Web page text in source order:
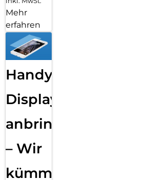
Mehr
erfahren
Handy
Displayfolie
anbringen
– Wir
kümmern